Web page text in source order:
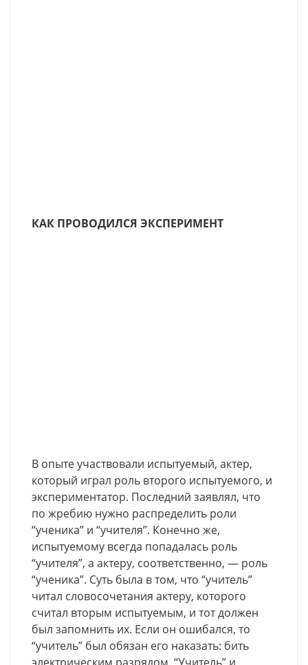
КАК ПРОВОДИЛСЯ ЭКСПЕРИМЕНТ
В опыте участвовали испытуемый, актер,
который играл роль второго испытуемого, и
экспериментатор. Последний заявлял, что
по жребию нужно распределить роли
“ученика” и “учителя”. Конечно же,
испытуемому всегда попадалась роль
“учителя”, а актеру, соответственно, — роль
“ученика”. Суть была в том, что “учитель”
читал словосочетания актеру, которого
считал вторым испытуемым, и тот должен
был запомнить их. Если он ошибался, то
“учитель” был обязан его наказать: бить